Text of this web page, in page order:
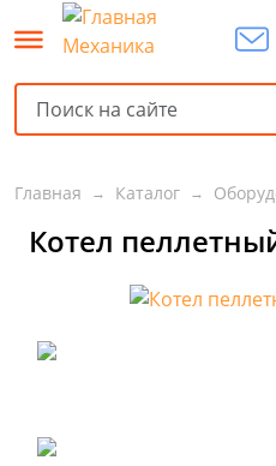
Главная Каталог
Котел